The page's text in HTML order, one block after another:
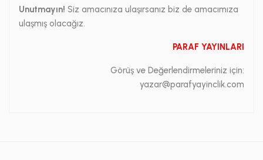
Unutmayın! Siz amacınıza ulaşırsanız biz de amacımıza
ulaşmış olacağız.
PARAF YAYINLARI
Görüş ve Değerlendirmeleriniz için:
yazar@parafyayinclik.com